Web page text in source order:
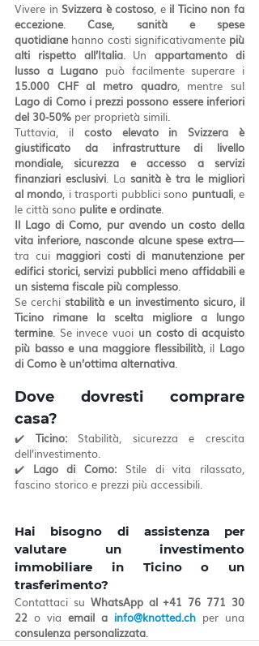
Vivere in Svizzera è costoso, e il Ticino non fa
eccezione. Case, sanità e spese
quotidiane hanno costi significativamente più
alti rispetto all’Italia. Un appartamento di
lusso a Lugano
15.000 CHF al metro quadro
Lago di Como i prezzi possono essere inferiori
del 30-50% per proprietà simili.
Tuttavia, il costo elevato in Svizzera è
giustificato da infrastrutture di livello
mondiale, sicurezza e accesso a servizi
finanziari esclusivi. La sanità è tra le migliori
al mondo, i trasporti pubblici sono puntuali, e
le città sono pulite e ordinate.
Il Lago di Como, pur avendo un costo della
vita inferiore, nasconde alcune spese extra—
tra cui maggiori costi di manutenzione per
edifici storici, servizi pubblici meno affidabili e
un sistema fiscale più complesso.
Se cerchi stabilità e un investimento sicuro, il
Ticino rimane la scelta migliore a lungo
termine. Se invece vuoi un costo di acquisto
più basso e una maggiore flessibilità, il Lago
di Como è un’ottima alternativa.
Dove dovresti comprare
casa?
✔️ Ticino: Stabilità, sicurezza e crescita
dell’investimento.
✔️ Lago di Como: Stile di vita rilassato,
fascino storico e prezzi più accessibili.
Hai bisogno di assistenza per
valutare un investimento
immobiliare in Ticino o un
trasferimento?
Contattaci su WhatsApp al +41 76 771 30
22 o via email a info@knotted.ch
consulenza personalizzata.